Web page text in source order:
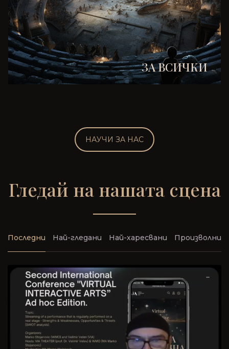
ЗА ВСИЧКИ
НАУЧИ ЗА НАС
Гледай на нашата сцена
Последни Най-гледани Най-харесвани Произволни